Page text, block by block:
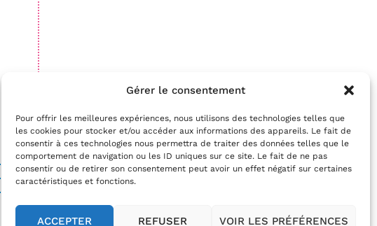
Gérer le consentement
Pour offrir les meilleures expériences, nous utilisons des technologies telles que
les cookies pour stocker et/ou accéder aux informations des appareils. Le fait de
consentir à ces technologies nous permettra de traiter des données telles que le
comportement de navigation ou les ID uniques sur ce site. Le fait de ne pas
consentir ou de retirer son consentement peut avoir un effet négatif sur certaines
caractéristiques et fonctions.
ACCEPTER REFUSER VOIR LES PRÉFÉRENCES